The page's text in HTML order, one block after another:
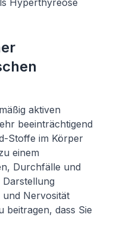
Hyperthyreose
aktiven
beeinträchtigend
Stoffe im Körper
einem
Durchfälle und
Nervosität
beitragen, dass Sie